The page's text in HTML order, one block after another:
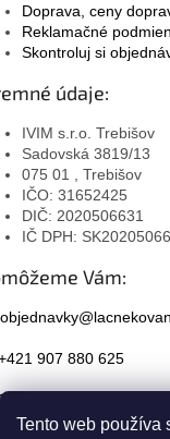
Tento web používa
Doprava, ceny
Reklamačné
Skontroluj si
údaje:
IVIM s.r.o. Trebišov
Sadovská 3819/13
075 01 , Trebišov
IČO: 31652425
DIČ: 2020506631
IČ DPH:
Vám:
907 880 625